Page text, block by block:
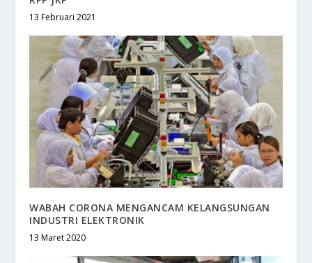
13 Februari 2021
WABAH CORONA MENGANCAM KELANGSUNGAN
INDUSTRI ELEKTRONIK
13 Maret 2020